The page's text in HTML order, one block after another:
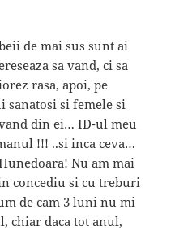
de mai sus sunt ai
sa vand, ci sa
rasa, apoi, pe
sanatosi si femele si
din ei… ID-ul meu
!!! ..si inca ceva…
Nu am mai
concediu si cu treburi
de cam 3 luni nu mi
chiar daca tot anul,